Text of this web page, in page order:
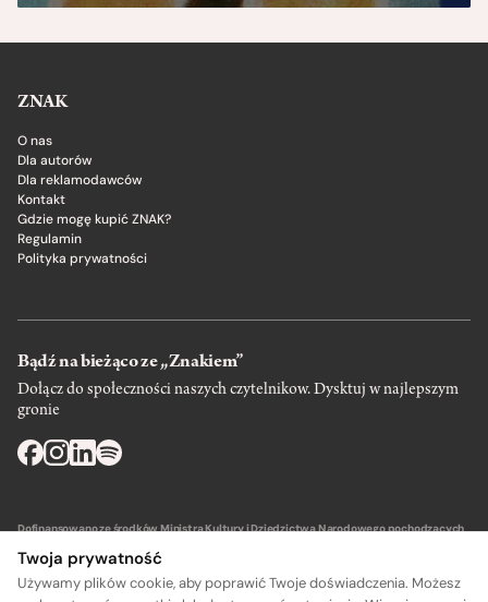
ZNAK
O nas
Dla autorów
Dla reklamodawców
Kontakt
Gdzie mogę kupić ZNAK?
Regulamin
Polityka prywatności
Bądź na bieżąco ze „Znakiem”
Dołącz do społeczności naszych czytelnikow. Dysktuj w najlepszym
gronie
Dofinansowano ze środków Ministra Kultury i Dziedzictwa Narodowego pochodzących
Twoja prywatność
Używamy plików cookie, aby poprawić Twoje doświadczenia. Możesz